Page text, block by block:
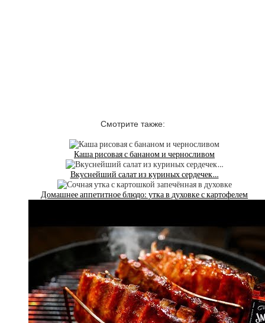
Смотрите также:
Каша рисовая с бананом и черносливом
Вкуснейший салат из куриных сердечек…
Домашнее аппетитное блюдо: утка в духовке с картофелем